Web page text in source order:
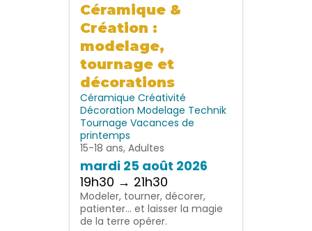
Céramique &
Création :
modelage,
tournage et
décorations
Céramique Créativité
Décoration Modelage Technik
Tournage Vacances de
printemps
15-18 ans, Adultes
mardi 25 août 2026
19h30 → 21h30
Modeler, tourner, décorer,
patienter… et laisser la magie
de la terre opérer.